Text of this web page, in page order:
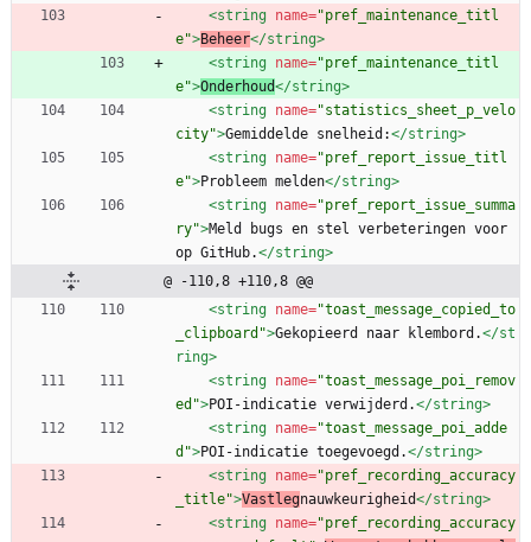
<string name="pref_maintenance_titl
e">Beheer</string>
<string
name="pref_maintenance_titl
e">Onderhoud</string>
<string name="statistics_sheet_p_velo
city">Gemiddelde snelheid:</string>
<string name="pref_report_issue_titl
e">Probleem melden</string>
<string name="pref_report_issue_summa
ry">Meld bugs en stel verbeteringen voor
op GitHub.</string>
@ -110,8 +110,8 @@
<string name="toast_message_copied_to
_clipboard">Gekopieerd naar klembord.</st
ring>
<string name="toast_message_poi_remov
ed">POI-indicatie verwijderd.</string>
<string name="toast_message_poi_adde
d">POI-indicatie toegevoegd.</string>
<string name="pref_recording_accuracy
_title">Vastlegnauwkeurigheid</string>
<string name="pref_recording_accuracy